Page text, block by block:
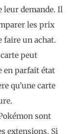
leur demande. Il
les prix
faire un achat.
carte peut
en parfait état
qu’une carte
sont
extensions. Si